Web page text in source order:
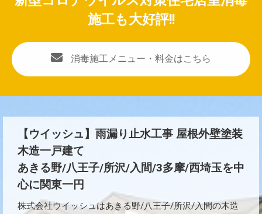
施工も大好評!!
消毒施工メニュー・料金はこちら
【ウイッシュ】雨漏り止水工事 屋根外壁塗装
木造一戸建て
あきる野/八王子/所沢/入間/3多摩/西埼玉を中
心に関東一円
株式会社ウイッシュはあきる野/八王子/所沢/入間の木造